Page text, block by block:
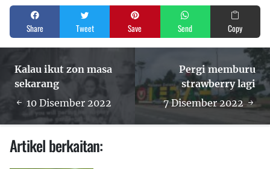
Share Tweet Save Send Copy
Kalau ikut zon masa
sekarang
10 Disember 2022
Pergi memburu
strawberry lagi
7 Disember 2022
Artikel berkaitan: